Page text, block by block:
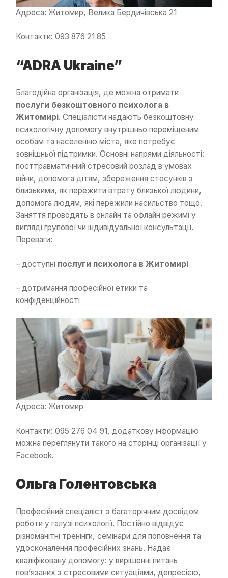
Адреса: Житомир, Велика Бердичівська 21
Контакти: 093 876 21 85
“ADRA Ukraine”
Благодійна організація, де можна отримати
послуги безкоштовного психолога в
Житомирі. Спеціалісти надають безкоштовну
психологічну допомогу внутрішньо переміщеним
особам та населенню міста, яке потребує
зовнішньої підтримки. Основні напрями діяльності:
посттравматичний стресовий розлад в умовах
війни, допомога дітям, збереження стосунків з
близькими, як пережити втрату близької людини,
допомога людям, які пережили насильство тощо.
Заняття проводять в онлайн та офлайн режимі у
вигляді групової чи індивідуальної консультації.
Переваги:
– доступні послуги психолога в Житомирі
– дотримання професійної етики та
конфіденційності
Адреса: Житомир
Контакти: 095 276 04 91, додаткову інформацію
можна переглянути такого на сторінці організації у
Facebook.
Ольга Голентовська
Професійний спеціаліст з багаторічним досвідом
роботи у галузі психології. Постійно відвідує
різноманітні тренінги, семінари для поповнення та
удосконалення професійних знань. Надає
кваліфіковану допомогу: у вирішенні питань
пов’язаних з стресовими ситуаціями, депресією,